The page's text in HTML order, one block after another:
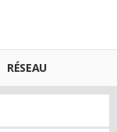
RÉSEAU